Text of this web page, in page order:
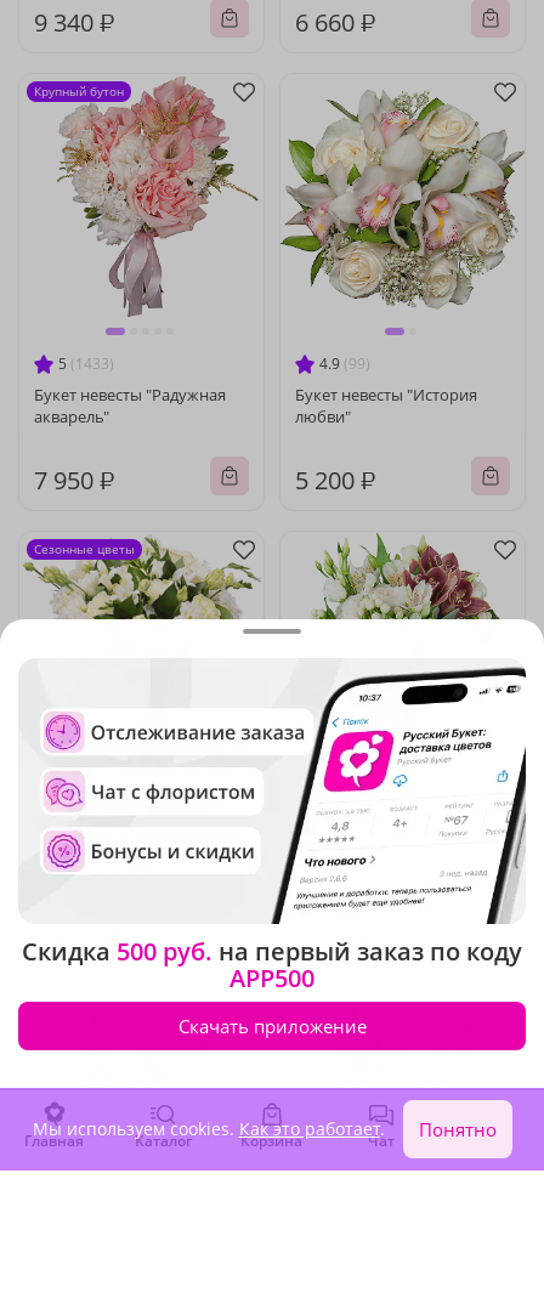
9 340 ₽ 6 660 ₽
5 (1433)
Букет невесты "Радужная
акварель"
7 950 ₽
Крупный бутон
4.9 (99)
Букет невесты "История
любви"
5 200 ₽
4.9(21)
Букет невесты
"Совершенство"
14 980 ₽
Сезонные цветы
4.9(32)
Букет невесты "Душа поет"
8 210 ₽
Главная Каталог Корзина Чат Войти
Скидка 500 руб. на первый заказ по коду
APP500
Скачать приложение
Мы используем cookies. Как это работает. Понятно